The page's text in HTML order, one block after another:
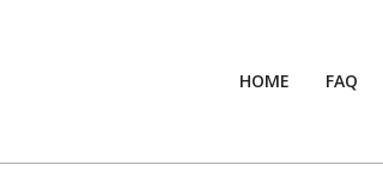
HOME FAQ